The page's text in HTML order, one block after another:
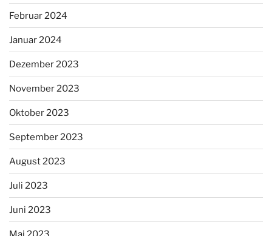
Februar 2024
Januar 2024
Dezember 2023
November 2023
Oktober 2023
September 2023
August 2023
Juli 2023
Juni 2023